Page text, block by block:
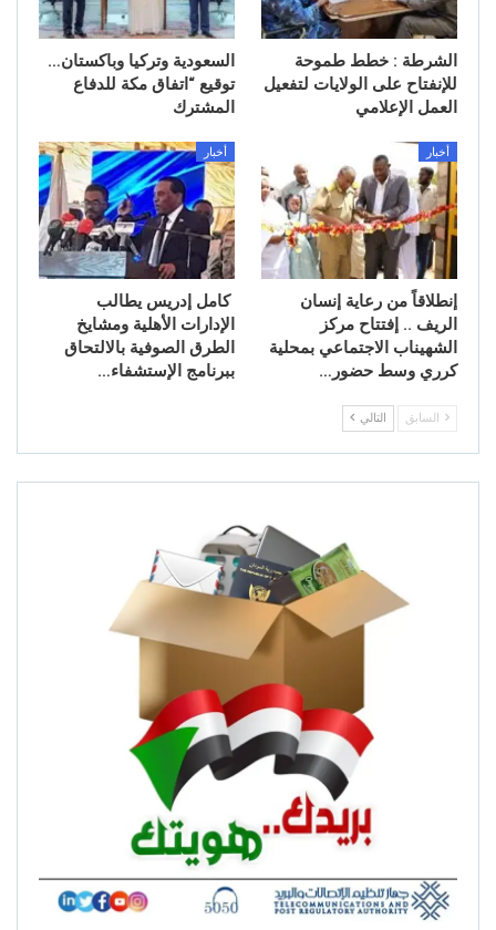
الشرطة : خطط طموحة
للإنفتاح على الولايات لتفعيل
العمل الإعلامي
السعودية وتركيا وباكستان…
توقيع “اتفاق مكة للدفاع
المشترك
أخبار
إنطلاقاً من رعاية إنسان
الريف .. إفتتاح مركز
الشهيناب الاجتماعي بمحلية
كرري وسط حضور…
أخبار
كامل إدريس يطالب
الإدارات الأهلية ومشايخ
الطرق الصوفية بالالتحاق
ببرنامج الإستشفاء…
السابق التالي